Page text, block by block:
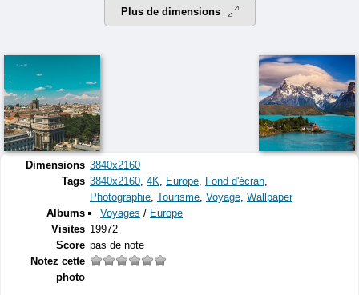
Plus de dimensions
Dimensions 3840x2160
Tags 3840x2160, 4K, Europe, Fond d'écran,
Photographie, Tourisme, Voyage, Wallpaper
Albums
Voyages / Europe
Visites 19972
Score pas de note
Notez cette
photo